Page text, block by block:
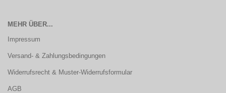
MEHR ÜBER...
Impressum
Versand- & Zahlungsbedingungen
Widerrufsrecht & Muster-Widerrufsformular
AGB